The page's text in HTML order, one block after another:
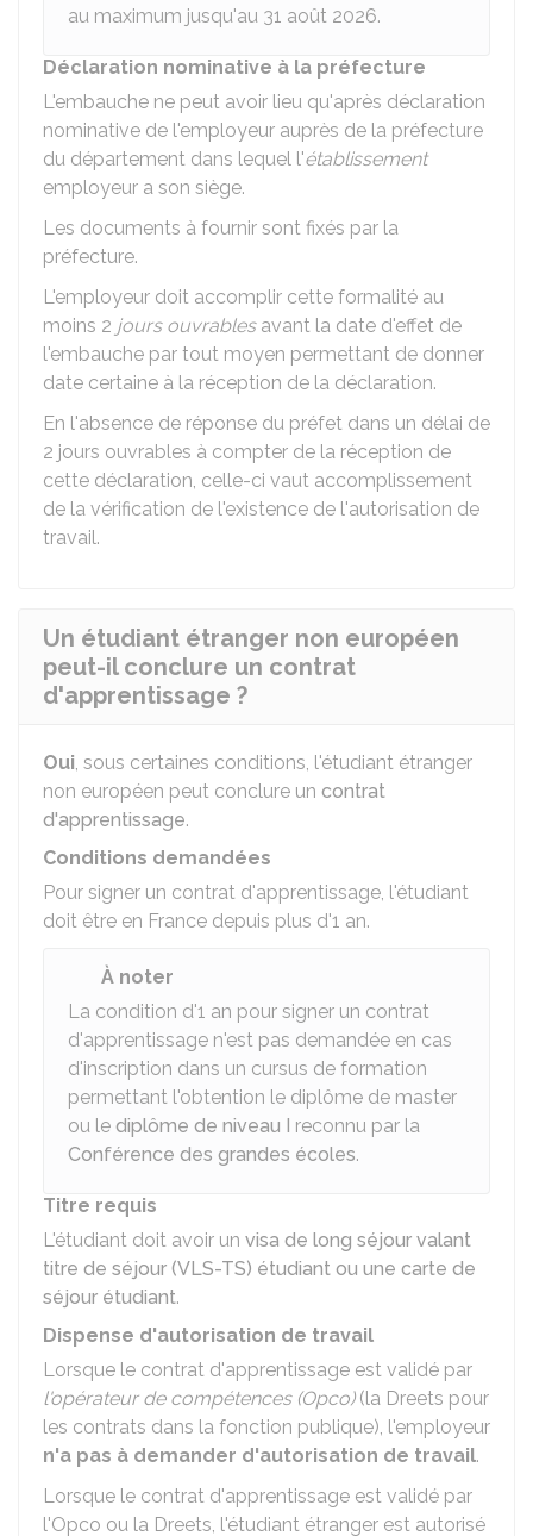
au maximum jusqu'au 31 août 2026.
Déclaration nominative à la préfecture
L'embauche ne peut avoir lieu qu'après déclaration
nominative de l'employeur auprès de la préfecture
du département dans lequel l'établissement
employeur a son siège.
Les documents à fournir sont fixés par la
préfecture.
L'employeur doit accomplir cette formalité au
moins 2 jours ouvrablesavant la date d'effet de
l'embauche par tout moyen permettant de donner
date certaine à la réception de la déclaration.
En l'absence de réponse du préfet dans un délai de
2 jours ouvrables à compter de la réception de
cette déclaration, celle-ci vaut accomplissement
de la vérification de l'existence de l'autorisation de
travail.
Un étudiant étranger non européen
peut-il conclure un contrat
d'apprentissage ?
Oui, sous certaines conditions, l'étudiant étranger
non européen peut conclure un contrat
d'apprentissage.
Conditions demandées
Pour signer un contrat d'apprentissage, l'étudiant
doit être en France depuis plus d'1 an.
À noter
La condition d'1 an pour signer un contrat
d'apprentissage n'est pas demandée en cas
d'inscription dans un cursus de formation
permettant l'obtention le diplôme de master
ou le diplôme de niveau I reconnu par la
Conférence des grandes écoles.
Titre requis
L'étudiant doit avoir un visa de long séjour valant
titre de séjour (VLS-TS) étudiant ou une carte de
séjour étudiant.
Dispense d'autorisation de travail
Lorsque le contrat d'apprentissage est validé par
l'opérateur de compétences (Opco)(la Dreets pour
les contrats dans la fonction publique), l'employeur
n'a pas à demander d'autorisation de travail.
Lorsque le contrat d'apprentissage est validé par
l'Opco ou la Dreets, l'étudiant étranger est autorisé